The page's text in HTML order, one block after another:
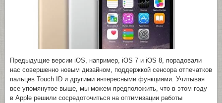
Предыдущие версии iOS, например, iOS 7 и iOS 8, порадовали
нас совершенно новым дизайном, поддержкой сенсора отпечатков
пальцев Touch ID и другими интересными функциями. Учитывая
все упомянутое выше, мы можем предположить, что в этом году
в Apple решили сосредоточиться на оптимизации работы